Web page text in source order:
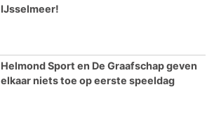
IJsselmeer!
Helmond Sport en De Graafschap geven
elkaar niets toe op eerste speeldag